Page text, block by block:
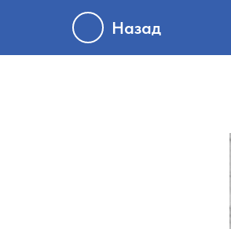
Назад